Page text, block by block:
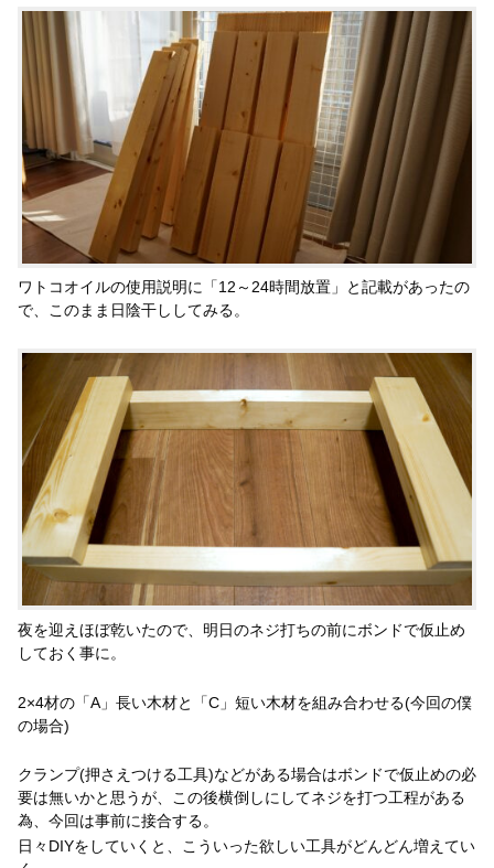
ワトコオイルの使用説明に「12～24時間放置」と記載があったの
で、このまま日陰干ししてみる。
夜を迎えほぼ乾いたので、明日のネジ打ちの前にボンドで仮止め
しておく事に。
2×4材の「A」長い木材と「C」短い木材を組み合わせる(今回の僕
の場合)
クランプ(押さえつける工具)などがある場合はボンドで仮止めの必
要は無いかと思うが、この後横倒しにしてネジを打つ工程がある
為、今回は事前に接合する。
日々DIYをしていくと、こういった欲しい工具がどんどん増えてい